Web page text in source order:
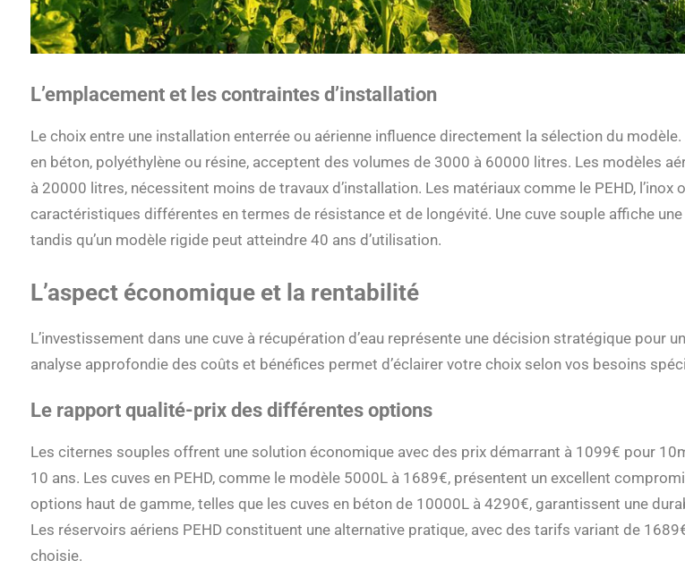
L’emplacement et les contraintes d’installation
Le choix entre une installation enterrée ou aérienne influence directement la sélection du
en béton, polyéthylène ou résine, acceptent des volumes de 3000 à 60000 litres. Les modèles
à 20000 litres, nécessitent moins de travaux d’installation. Les matériaux comme le PEHD, l’inox
caractéristiques différentes en termes de résistance et de longévité. Une cuve souple affiche une
tandis qu’un modèle rigide peut atteindre 40 ans d’utilisation.
L’aspect économique et la rentabilité
L’investissement dans une cuve à récupération d’eau représente une décision stratégique pour
analyse approfondie des coûts et bénéfices permet d’éclairer votre choix selon vos besoins
Le rapport qualité-prix des différentes options
Les citernes souples offrent une solution économique avec des prix démarrant à 1099€ pour
10 ans. Les cuves en PEHD, comme le modèle 5000L à 1689€, présentent un excellent
options haut de gamme, telles que les cuves en béton de 10000L à 4290€, garantissent une
Les réservoirs aériens PEHD constituent une alternative pratique, avec des tarifs variant de
choisie.